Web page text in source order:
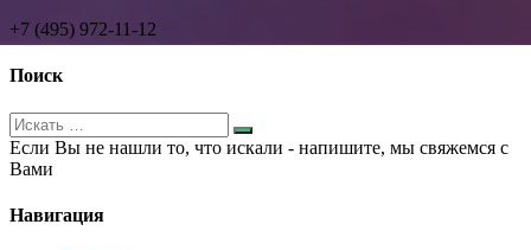
+7 (495) 972-11-12
Поиск
Если Вы не нашли то, что искали - напишите, мы свяжемся с
Вами
Навигация